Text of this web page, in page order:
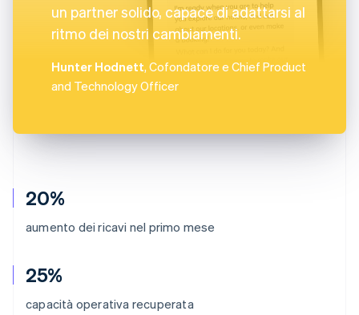
20%
aumento dei ricavi nel primo mese
25%
capacità operativa recuperata
un partner solido, capace di adattarsi al
ritmo dei nostri cambiamenti.
Hunter Hodnett, Cofondatore e Chief Product
and Technology Officer